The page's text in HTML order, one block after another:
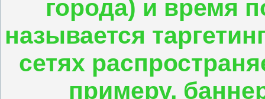
города) и время
называется
сетях
примеру,